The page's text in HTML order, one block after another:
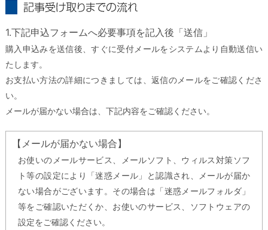
1.下記申込フォームへ必要事項を記入後「送信」
購入申込みを送信後、すぐに受付メールをシステムより自動送信い
たします。
お支払い方法の詳細につきましては、返信のメールをご確認くださ
い。
メールが届かない場合は、下記内容をご確認ください。
【メールが届かない場合】
お使いのメールサービス、メールソフト、ウィルス対策ソフ
ト等の設定により「迷惑メール」と認識され、メールが届か
ない場合がございます。その場合は「迷惑メールフォルダ」
等をご確認いただくか、お使いのサービス、ソフトウェアの
設定をご確認ください。